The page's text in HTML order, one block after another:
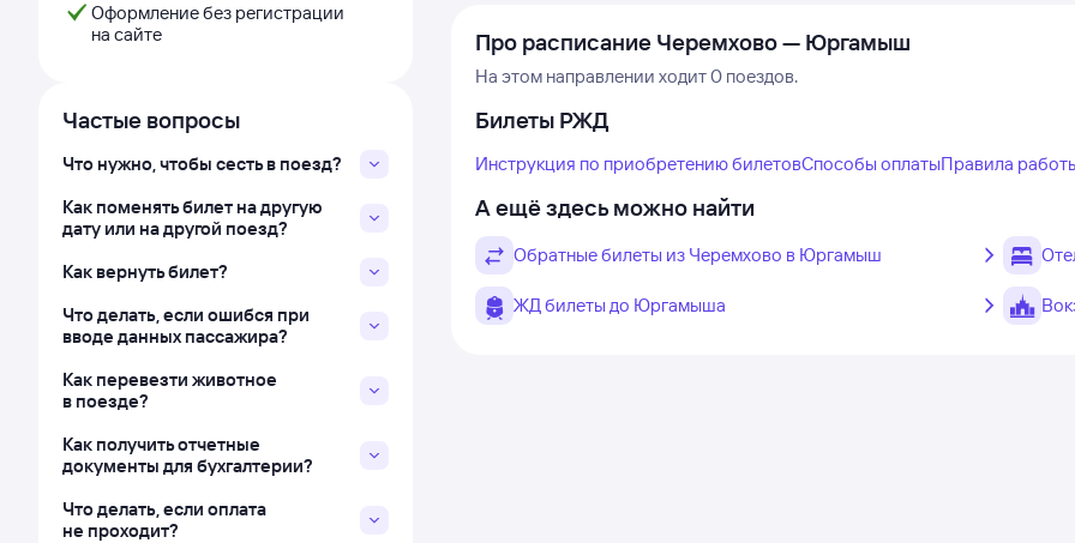
Оформление без регистрации
на сайте
Частые вопросы
Что нужно, чтобы сесть в поезд?
Как поменять билет на другую
дату или на другой поезд?
Как вернуть билет?
Что делать, если ошибся при
вводе данных пассажира?
Как перевезти животное
в поезде?
Как получить отчетные
документы для бухгалтерии?
Что делать, если оплата
не проходит?
Про расписание Черемхово — Юргамыш
На этом направлении ходит 0 поездов.
Билеты РЖД
Инструкция по приобретению билетовСпособы оплатыПравила
А ещё здесь можно найти
Обратные билеты из Черемхово в Юргамыш
ЖД билеты до Юргамыша